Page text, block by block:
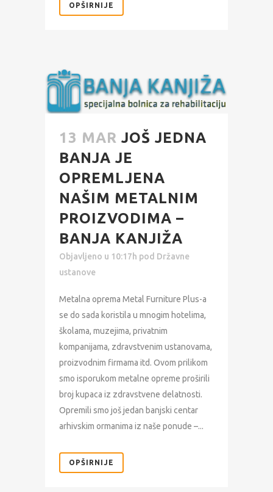
OPŠIRNIJE
13 MAR JOŠ JEDNA
BANJA JE
OPREMLJENA
NAŠIM METALNIM
PROIZVODIMA –
BANJA KANJIŽA
Objavljeno u 10:17h pod Državne
ustanove
Metalna oprema Metal Furniture Plus-a
se do sada koristila u mnogim hotelima,
školama, muzejima, privatnim
kompanijama, zdravstvenim ustanovama,
proizvodnim firmama itd. Ovom prilikom
smo isporukom metalne opreme proširili
broj kupaca iz zdravstvene delatnosti.
Opremili smo još jedan banjski centar
arhivskim ormanima iz naše ponude –...
OPŠIRNIJE